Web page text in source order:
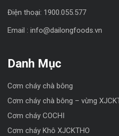
Điện thoại: 1900.055.577
Email : info@dailongfoods.vn
Danh Mục
Cơm cháy chà bông
Cơm cháy chà bông – vừng
Cơm cháy COCHI
Cơm cháy Khô XJCKTHO